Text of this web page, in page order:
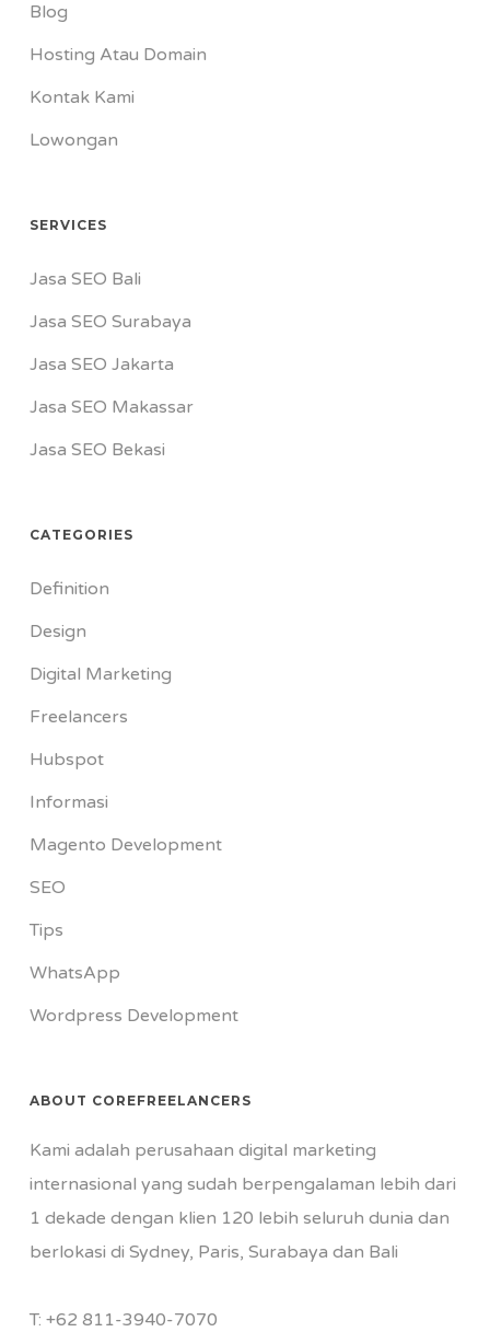
Blog
Hosting Atau Domain
Kontak Kami
Lowongan
SERVICES
Jasa SEO Bali
Jasa SEO Surabaya
Jasa SEO Jakarta
Jasa SEO Makassar
Jasa SEO Bekasi
CATEGORIES
Definition
Design
Digital Marketing
Freelancers
Hubspot
Informasi
Magento Development
SEO
Tips
WhatsApp
Wordpress Development
ABOUT COREFREELANCERS
Kami adalah perusahaan digital marketing
internasional yang sudah berpengalaman lebih dari
1 dekade dengan klien 120 lebih seluruh dunia dan
berlokasi di Sydney, Paris, Surabaya dan Bali
T: +62 811-3940-7070